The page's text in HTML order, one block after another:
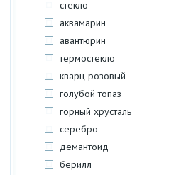
стекло
аквамарин
авантюрин
термостекло
кварц розовый
голубой топаз
горный хрусталь
серебро
демантоид
берилл